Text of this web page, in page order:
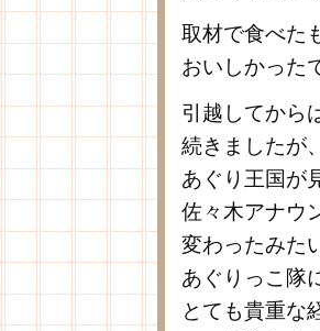
取材で食べた
おいしかった
引越してから
続きましたが
あぐり王国が
佐々木アナウ
変わったみた
あぐりっこ隊
とても貴重な